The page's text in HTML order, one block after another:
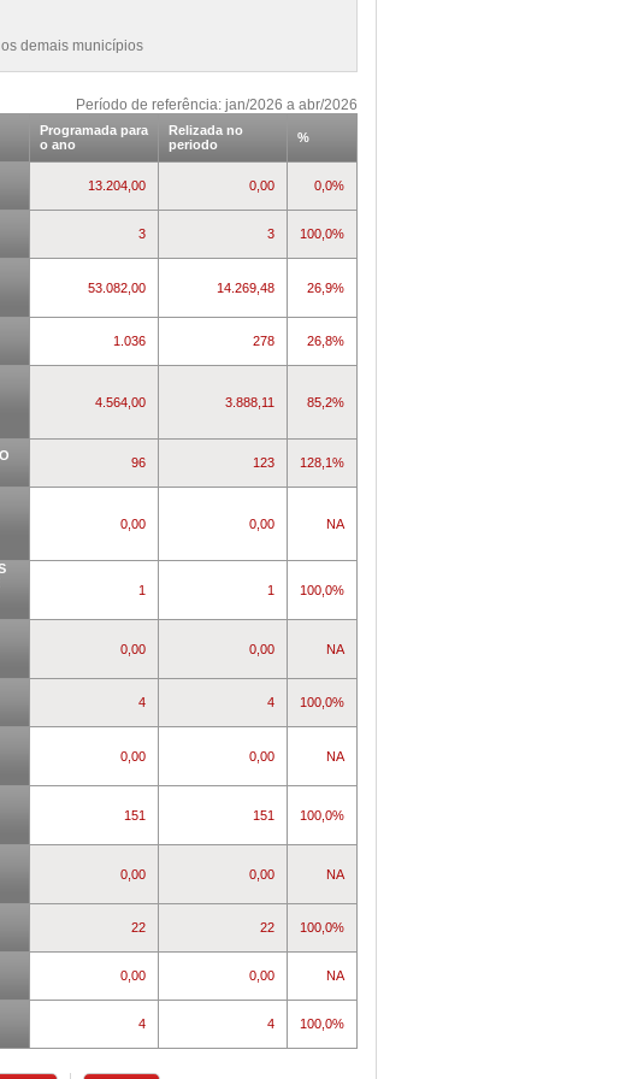
demais municípios
Período de referência: jan/2026 a abr/2026
Programada para
o ano
Relizada no
periodo
%
13.204,00 0,00 0,0%
3 3 100,0%
53.082,00 14.269,48 26,9%
1.036 278 26,8%
4.564,00 3.888,11 85,2%
96 123 128,1%
0,00 0,00 NA
1 1 100,0%
0,00 0,00 NA
4 4 100,0%
0,00 0,00 NA
151 151 100,0%
0,00 0,00 NA
22 22 100,0%
0,00 0,00 NA
4 4 100,0%